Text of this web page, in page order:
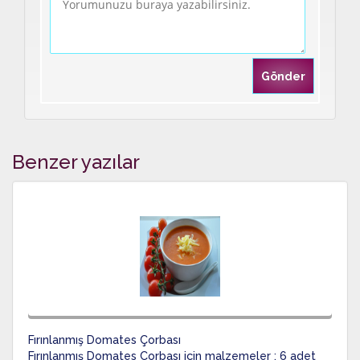
Benzer yazılar
Fırınlanmış Domates Çorbası
Fırınlanmış Domates Çorbası için malzemeler ; 6 adet